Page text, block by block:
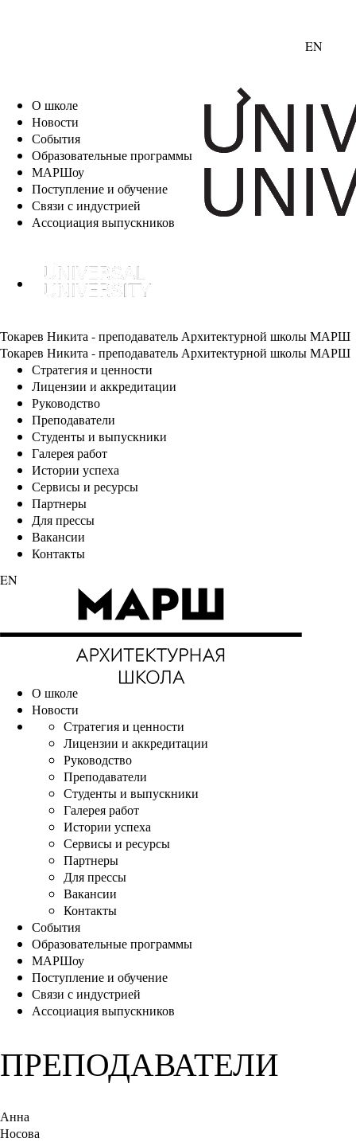
EN
О школе
Новости
События
Образовательные программы
МАРШоу
Поступление и обучение
Связи с индустрией
Ассоциация выпускников
Токарев Никита - преподаватель Архитектурной школы МАРШ
Токарев Никита - преподаватель Архитектурной школы МАРШ
Стратегия и ценности
Лицензии и аккредитации
Руководство
Преподаватели
Студенты и выпускники
Галерея работ
Истории успеха
Сервисы и ресурсы
Партнеры
Для прессы
Вакансии
Контакты
EN
О школе
Новости
Стратегия и ценности
Лицензии и аккредитации
Руководство
Преподаватели
Студенты и выпускники
Галерея работ
Истории успеха
Сервисы и ресурсы
Партнеры
Для прессы
Вакансии
Контакты
События
Образовательные программы
МАРШоу
Поступление и обучение
Связи с индустрией
Ассоциация выпускников
ПРЕПОДАВАТЕЛИ
Анна
Носова